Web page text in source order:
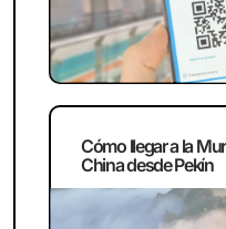
Cómo llegar a la
China desde Pekín